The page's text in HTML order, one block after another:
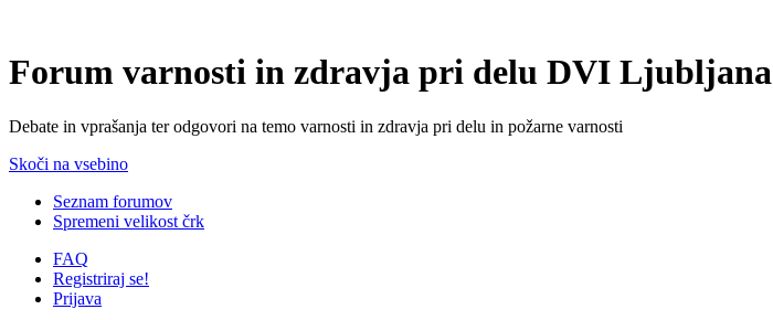
Forum varnosti in zdravja pri delu DVI Ljubljana
Debate in vprašanja ter odgovori na temo varnosti in zdravja pri delu in požarne varnosti
Skoči na vsebino
Seznam forumov
Spremeni velikost črk
FAQ
Registriraj se!
Prijava